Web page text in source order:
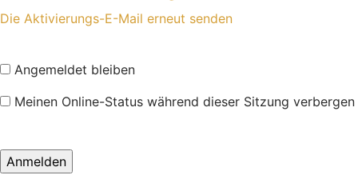
Die Aktivierungs-E-Mail erneut senden
Angemeldet bleiben
Meinen Online-Status während dieser Sitzung verbergen